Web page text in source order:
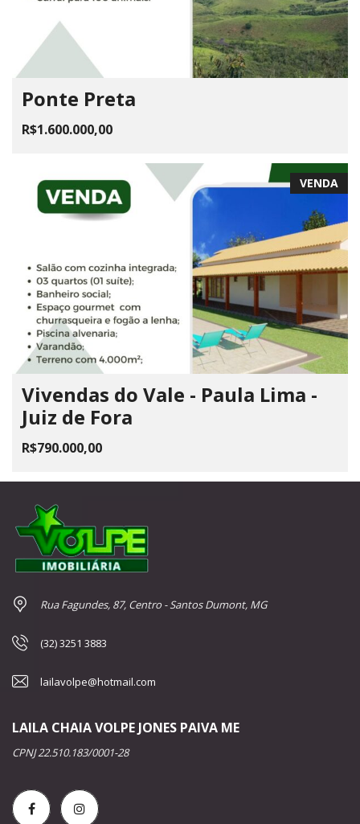
Ponte Preta
R$1.600.000,00
VENDA
Vivendas do Vale - Paula Lima -
Juiz de Fora
R$790.000,00
Rua Fagundes, 87, Centro - Santos Dumont, MG
(32) 3251 3883
lailavolpe@hotmail.com
LAILA CHAIA VOLPE JONES PAIVA ME
CPNJ 22.510.183/0001-28